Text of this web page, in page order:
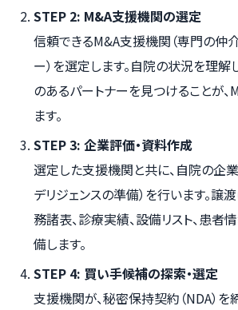
STEP 2: M&A支援機関の選定
信頼できるM&A支援機関（専門の仲
ー）を選定します。自院の状況を理解
のあるパートナーを見つけることが
ます。
STEP 3: 企業評価・資料作成
選定した支援機関と共に、自院の企
デリジェンスの準備）を行います。譲
務諸表、診療実績、設備リスト、患者
備します。
STEP 4: 買い手候補の探索・選定
支援機関が、秘密保持契約（NDA）を